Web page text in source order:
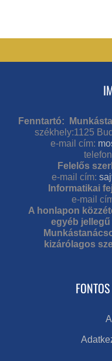
Fenntartó:
székhely:1125
e-mail cím:
Felelős
e-mail cím:
Informatikai
e-mail
A honlapon
egyéb
kizárólagos